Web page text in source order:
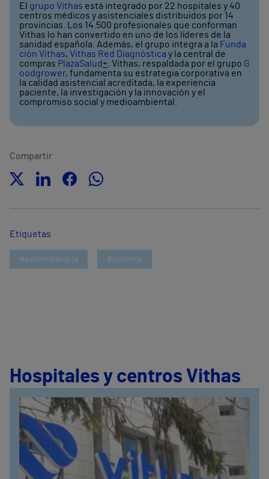
El grupo Vithas está integrado por 22 hospitales y 40
centros médicos y asistenciales distribuidos por 14
provincias. Los 14.500 profesionales que conforman
Vithas lo han convertido en uno de los líderes de la
sanidad española. Además, el grupo integra a la Funda
ción Vithas, Vithas Red Diagnóstica y la central de
compras PlazaSalud+ . Vithas, respaldada por el grupo G
oodgrower, fundamenta su estrategia corporativa en
la calidad asistencial acreditada, la experiencia
paciente, la investigación y la innovación y el
compromiso social y medioambiental.
Compartir
Etiquetas
#estomaterapia #ostomía
Hospitales y centros Vithas